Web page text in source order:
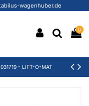
wagenhuber.de
0
- LIFT-O-MAT